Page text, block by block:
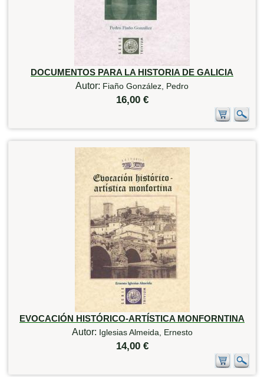
DOCUMENTOS PARA LA HISTORIA DE GALICIA
Autor: Fiaño González, Pedro
16,00 €
EVOCACIÓN HISTÓRICO-ARTÍSTICA MONFORNTINA
Autor: Iglesias Almeida, Ernesto
14,00 €